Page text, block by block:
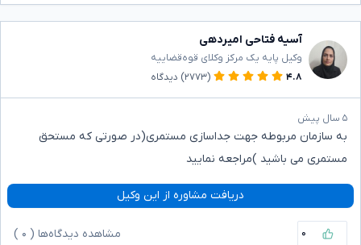
آسیه فتاحی امیردهی
وکیل پایه یک مرکز وکلای قوه‌قضاییه
۴.۸
(۲۷۷۳) دیدگاه
۵ سال پیش
به سازمان مربوطه جهت جداسازی مستمری(در صورتی که مستحق
مستمری می باشید )مراجعه نمایید
دریافت مشاوره از این وکیل
۰ مشاهده دیدگاه‌ها ( ۰